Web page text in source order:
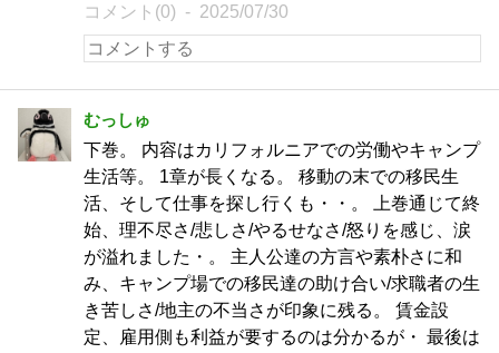
コメント(0) 2025/07/30
むっしゅ
下巻。 内容はカリフォルニアでの労働やキャンプ
生活等。 1章が長くなる。 移動の末での移民生
活、そして仕事を探し行くも・・。 上巻通じて終
始、理不尽さ/悲しさ/やるせなさ/怒りを感じ、涙
が溢れました・。 主人公達の方言や素朴さに和
み、キャンプ場での移民達の助け合い/求職者の生
き苦しさ/地主の不当さが印象に残る。 賃金設
定、雇用側も利益が要するのは分かるが・ 最後は